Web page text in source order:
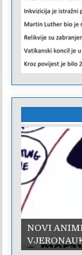
NOVI